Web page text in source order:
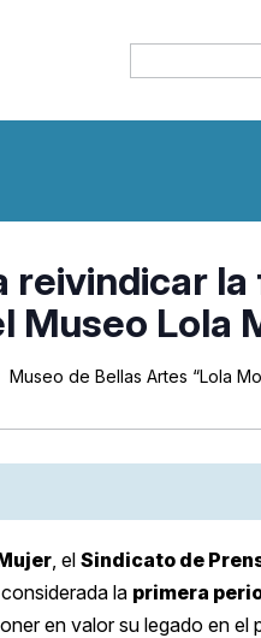
reivindicar
Museo Lola
Museo de Bellas Artes “Lola
, el Sindicato de
la primera
en valor su legado en el